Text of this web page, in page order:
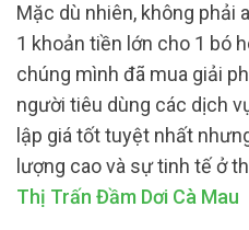
Mặc dù nhiên, không phải
1 khoản tiền lớn cho 1 bó
chúng mình đã mua giải
người tiêu dùng các dịch
lập giá tốt tuyệt nhất
lượng cao và sự tinh tế ở
Thị Trấn Đầm Dơi Cà Mau